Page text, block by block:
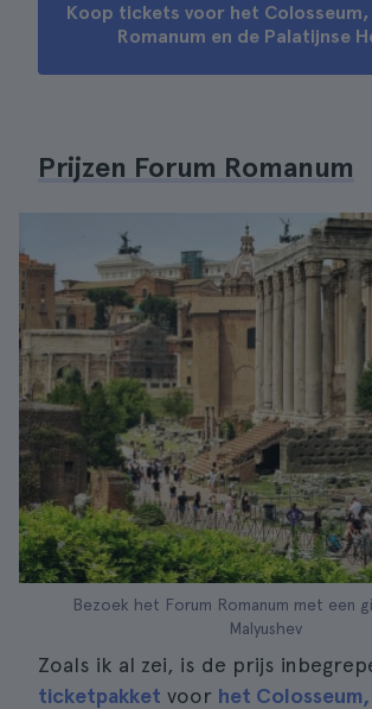
Koop tickets voor het
Romanum en de Palatijnse
Prijzen Forum Romanum
Bezoek het Forum Romanum met een
Malyushev
Zoals ik al zei, is de prijs
ticketpakket voor het